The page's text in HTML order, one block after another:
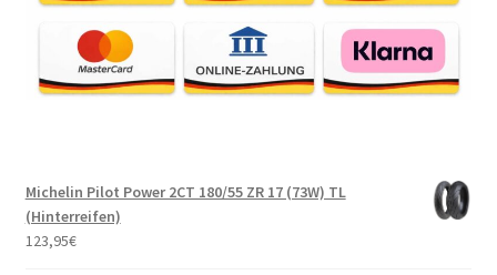
Michelin Pilot Power 2CT 180/55 ZR 17 (73W) TL
(Hinterreifen)
123,95€